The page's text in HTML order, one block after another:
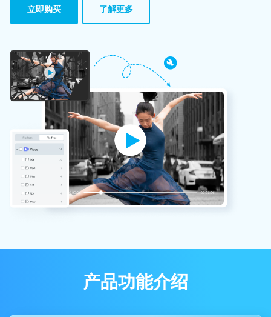
立即购买 了解更多
产品功能介绍